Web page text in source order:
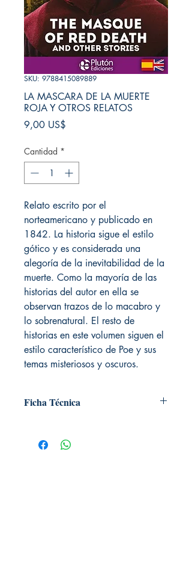
SKU: 9788415089889
LA MASCARA DE LA MUERTE
ROJA Y OTROS RELATOS
9,00 US$
Cantidad *
Relato escrito por el
norteamericano y publicado en
1842. La historia sigue el estilo
gótico y es considerada una
alegoría de la inevitabilidad de la
muerte. Como la mayoría de las
historias del autor en ella se
observan trazos de lo macabro y
lo sobrenatural. El resto de
historias en este volumen siguen el
estilo característico de Poe y sus
temas misteriosos y oscuros.
Ficha Técnica
Editorial: Plutón
Idioma: Castellano